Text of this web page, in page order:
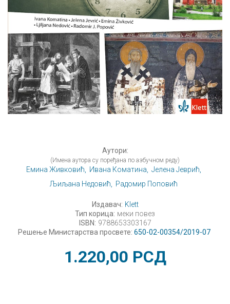
Аутори:
(Имена аутора су поређана по азбучном реду)
Емина Живковић, Ивана Коматина, Јелена Јеврић,
Љиљана Недовић, Радомир Поповић
Издавач: Klett
Тип корица: меки повез
ISBN: 9788653303167
Решење Министарства просвете: 650-02-00354/2019-07
1.220,00 РСД